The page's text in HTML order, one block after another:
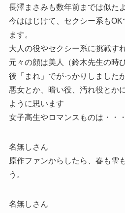
長澤まさみも数年前までは似た
今ははじけて、セクシー系も
ます。
大人の役やセクシー系に挑戦す
元々の顔は美人（鈴木先生の時
後「まれ」でがっかりしました
悪女とか、暗い役、汚れ役とか
ように思います
女子高生やロマンスものは・・
名無しさん
原作ファンからしたら、春も雫
う。
名無しさん